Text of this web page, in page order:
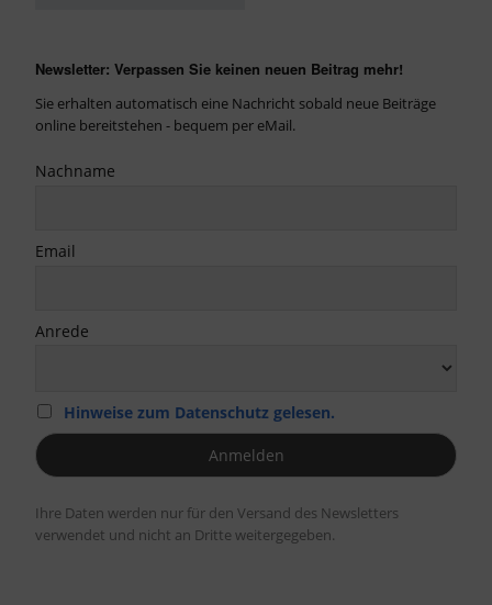
Newsletter: Verpassen Sie keinen neuen Beitrag mehr!
Sie erhalten automatisch eine Nachricht sobald neue Beiträge
online bereitstehen - bequem per eMail.
Nachname
Email
Anrede
Hinweise zum Datenschutz gelesen.
Ihre Daten werden nur für den Versand des Newsletters
verwendet und nicht an Dritte weitergegeben.